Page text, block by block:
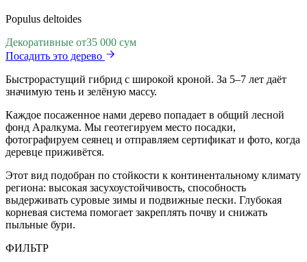
Populus deltoides
Декоративные от35 000 сум
Посадить это дерево
Быстрорастущий гибрид с широкой кроной. За 5–7 лет даёт
значимую тень и зелёную массу.
Каждое посаженное нами дерево попадает в общий лесной
фонд Аралкума. Мы геотегируем место посадки,
фотографируем сеянец и отправляем сертификат и фото, когда
деревце приживётся.
Этот вид подобран по стойкости к континентальному климату
региона: высокая засухоустойчивость, способность
выдерживать суровые зимы и подвижные пески. Глубокая
корневая система помогает закреплять почву и снижать
пыльные бури.
ФИЛЬТР